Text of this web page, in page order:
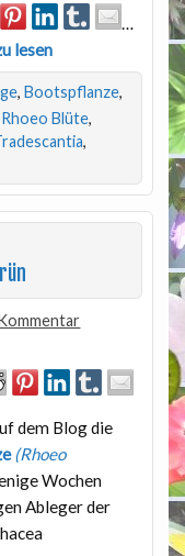
…
lesen
, Bootspflanze,
Rhoeo Blüte,
,
dem Blog die
(Rhoeo
Wochen
Ableger der